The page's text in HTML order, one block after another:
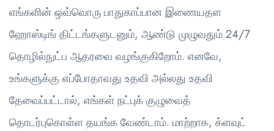
எங்களின் ஒவ்வொரு பாதுகாப்பான இணையதள
ஹோஸ்டிங் திட்டங்களுடனும், ஆண்டு முழுவதும் 24/7
தொழில்நுட்ப ஆதரவை வழங்குகிறோம். எனவே,
உங்களுக்கு எப்போதாவது உதவி அல்லது உதவி
தேவைப்பட்டால், எங்கள் நட்புக் குழுவைத்
தொடர்புகொள்ள தயங்க வேண்டாம். மாற்றாக, க்ளவுட்